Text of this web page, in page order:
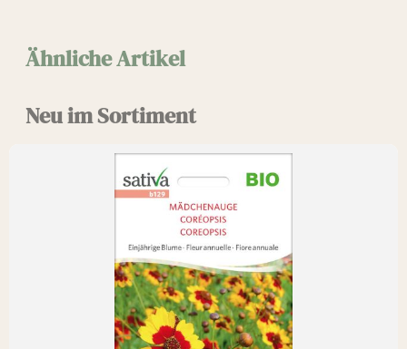
Ähnliche Artikel
Neu im Sortiment